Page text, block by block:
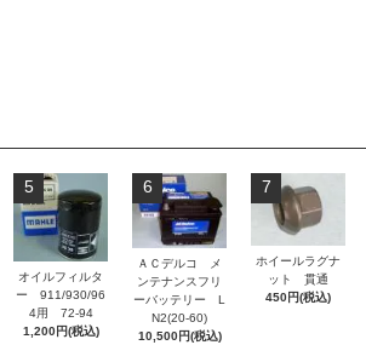
5
オイルフィルタ
ー 911/930/96
4用 72-94
1,200円(税込)
6
ＡＣデルコ メ
ンテナンスフリ
ーバッテリー L
N2(20-60)
10,500円(税込)
7
ホイールラグナ
ット 貫通
450円(税込)